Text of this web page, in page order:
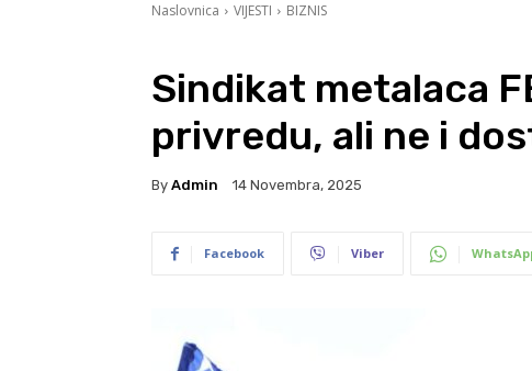
Naslovnica VIJESTI BIZNIS
Sindikat metalaca
privredu, ali ne i
By Admin 14 Novembra, 2025
Facebook Viber